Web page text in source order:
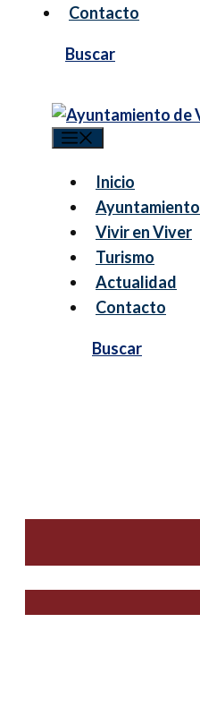
Contacto
Menú
Inicio
Ayuntamiento
Vivir en Viver
Turismo
Actualidad
Contacto